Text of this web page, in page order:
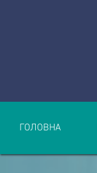
ГОЛОВНА